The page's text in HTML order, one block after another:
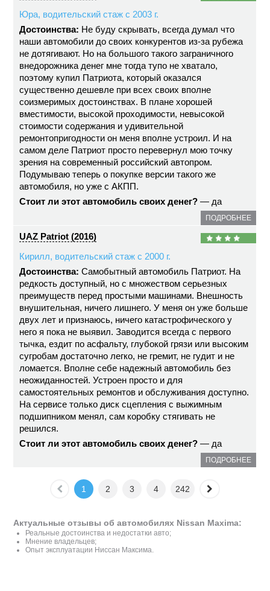
Юра, водительский стаж с 2003 г.
Достоинства: Не буду скрывать, всегда думал что
наши автомобили до своих конкурентов из-за рубежа
не дотягивают. Но на большого такого заграничного
внедорожника денег мне тогда тупо не хватало,
поэтому купил Патриота, который оказался
существенно дешевле при всех своих вполне
соизмеримых достоинствах. В плане хорошей
вместимости, высокой проходимости, невысокой
стоимости содержания и удивительной
ремонтопригодности он меня вполне устроил. И на
самом деле Патриот просто перевернул мою точку
зрения на современный российский автопром.
Подумываю теперь о покупке версии такого же
автомобиля, но уже с АКПП.
Стоит ли этот автомобиль своих денег? — да
ПОДРОБНЕЕ
UAZ Patriot (2016)
Кирилл, водительский стаж с 2000 г.
Достоинства: Самобытный автомобиль Патриот. На
редкость доступный, но с множеством серьезных
преимуществ перед простыми машинами. Внешность
внушительная, ничего лишнего. У меня он уже больше
двух лет и признаюсь, ничего катастрофического у
него я пока не выявил. Заводится всегда с первого
тычка, ездит по асфальту, глубокой грязи или высоким
сугробам достаточно легко, не гремит, не гудит и не
ломается. Вполне себе надежный автомобиль без
неожиданностей. Устроен просто и для
самостоятельных ремонтов и обслуживания доступно.
На сервисе только диск сцепления с выжимным
подшипником менял, сам коробку стягивать не
решился.
Стоит ли этот автомобиль своих денег? — да
ПОДРОБНЕЕ
1 2 3 4 242
Актуальные отзывы об автомобилях Nissan Maxima:
Реальные достоинства и недостатки авто;
Мнение владельцев;
Опыт эксплуатации Ниссан Максима.